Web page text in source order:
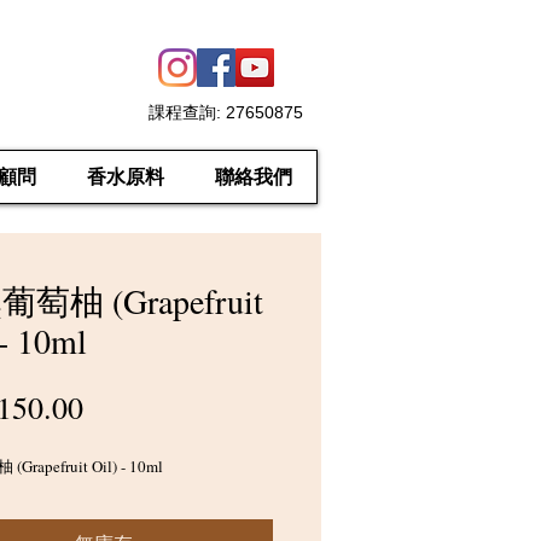
課程查詢: 27650875
問 香水原料 聯絡我們
萄柚 (Grapefruit
10ml
價
(Grapefruit Oil) - 10ml